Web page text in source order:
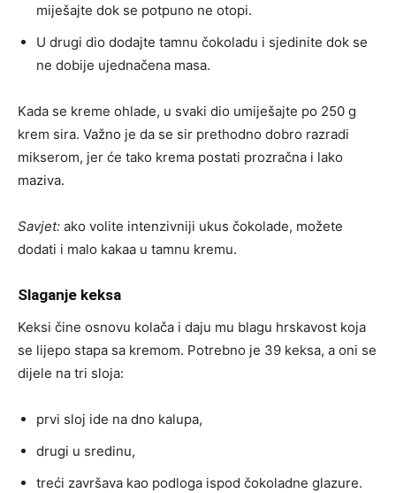
miješajte dok se potpuno ne otopi.
U drugi dio dodajte tamnu čokoladu i sjedinite dok se
ne dobije ujednačena masa.
Kada se kreme ohlade, u svaki dio umiješajte po 250 g
krem sira. Važno je da se sir prethodno dobro razradi
mikserom, jer će tako krema postati prozračna i lako
maziva.
Savjet: ako volite intenzivniji ukus čokolade, možete
dodati i malo kakaa u tamnu kremu.
Slaganje keksa
Keksi čine osnovu kolača i daju mu blagu hrskavost koja
se lijepo stapa sa kremom. Potrebno je 39 keksa, a oni se
dijele na tri sloja:
prvi sloj ide na dno kalupa,
drugi u sredinu,
treći završava kao podloga ispod čokoladne glazure.